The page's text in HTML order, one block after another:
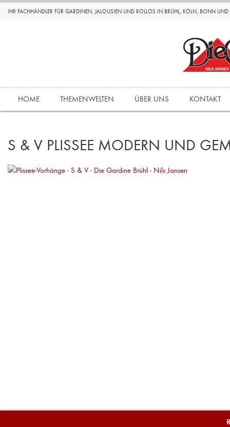
IHR FACHHÄNDLER FÜR GARDINEN, JALOUSIEN UND ROLLOS IN BRÜHL, KÖLN, BONN
HOME THEMENWELTEN ÜBER UNS KONTAKT
S & V PLISSEE MODERN UND